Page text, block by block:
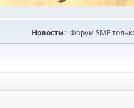
Новости: Форум SMF